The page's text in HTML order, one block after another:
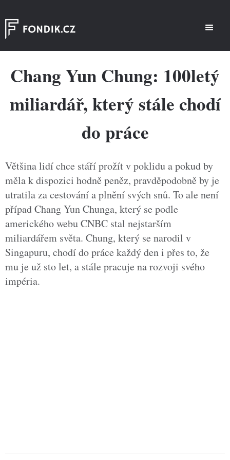
Chang Yun Chung: 100letý
miliardář, který stále chodí
do práce
Většina lidí chce stáří prožít v poklidu a pokud by
měla k dispozici hodně peněz, pravděpodobně by je
utratila za cestování a plnění svých snů. To ale není
případ Chang Yun Chunga, který se podle
amerického webu CNBC stal nejstarším
miliardářem světa. Chung, který se narodil v
Singapuru, chodí do práce každý den i přes to, že
mu je už sto let, a stále pracuje na rozvoji svého
impéria.